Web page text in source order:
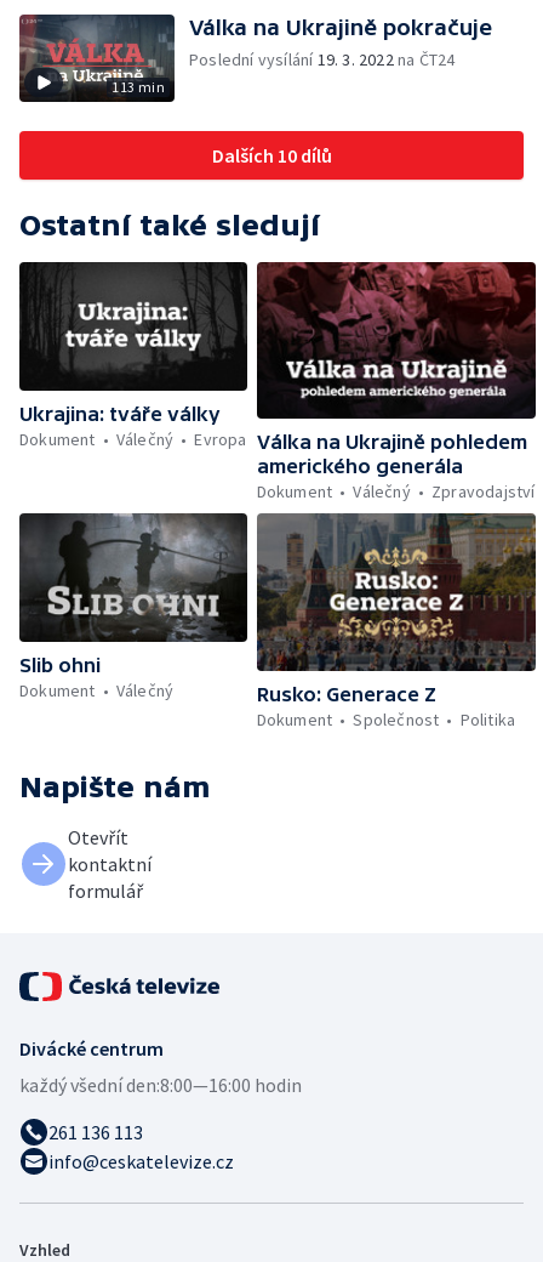
113 min
Válka na Ukrajině pokračuje
Poslední vysílání19. 3. 2022na ČT24
Dalších 10 dílů
Ostatní také sledují
Ukrajina: tváře války
Dokument
Válečný Evropa Válka na Ukrajině pohledem
amerického generála
Dokument
Válečný Zpravodajství
Slib ohni
Dokument
Válečný
Rusko: Generace Z
Dokument
Společnost Politika
Napište nám
Otevřít
kontaktní
formulář
Divácké centrum
každý všední den:8:00—16:00 hodin
261 136 113
info@ceskatelevize.cz
Vzhled